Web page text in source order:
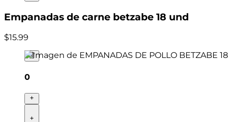
Empanadas de carne betzabe 18 und
$15.99
0